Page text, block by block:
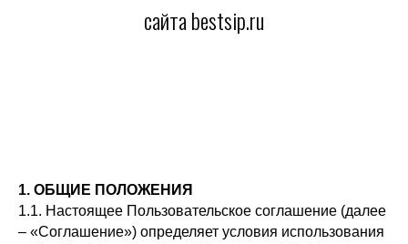
сайта bestsip.ru
1. ОБЩИЕ ПОЛОЖЕНИЯ
1.1. Настоящее Пользовательское соглашение (далее
– «Соглашение») определяет условия использования